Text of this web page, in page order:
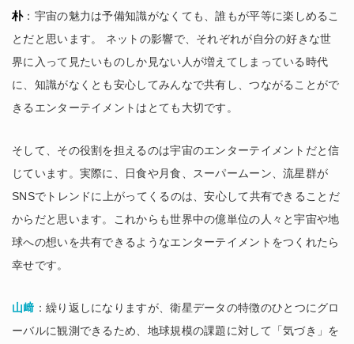
朴：宇宙の魅力は予備知識がなくても、誰もが平等に楽しめるこ
とだと思います。 ネットの影響で、それぞれが自分の好きな世
界に入って見たいものしか見ない人が増えてしまっている時代
に、知識がなくとも安心してみんなで共有し、つながることがで
きるエンターテイメントはとても大切です。
そして、その役割を担えるのは宇宙のエンターテイメントだと信
じています。実際に、日食や月食、スーパームーン、流星群が
SNSでトレンドに上がってくるのは、安心して共有できることだ
からだと思います。これからも世界中の億単位の人々と宇宙や地
球への想いを共有できるようなエンターテイメントをつくれたら
幸せです。
山﨑 ：繰り返しになりますが、衛星データの特徴のひとつにグロ
ーバルに観測できるため、地球規模の課題に対して「気づき」を